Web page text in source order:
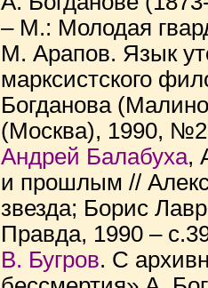
– М.: Молодая
М. Арапов. Язык
марксистского
Богданова
(Москва), 1990,
Андрей Балабуха,
и прошлым //
звезда; Борис
Правда, 1990 –
В. Бугров. С